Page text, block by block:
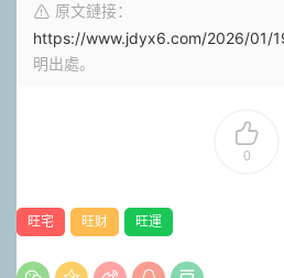
原文鏈接：
https://www.jdyx6.com/2026/01/
明出處。
0
旺宅 旺财 旺運